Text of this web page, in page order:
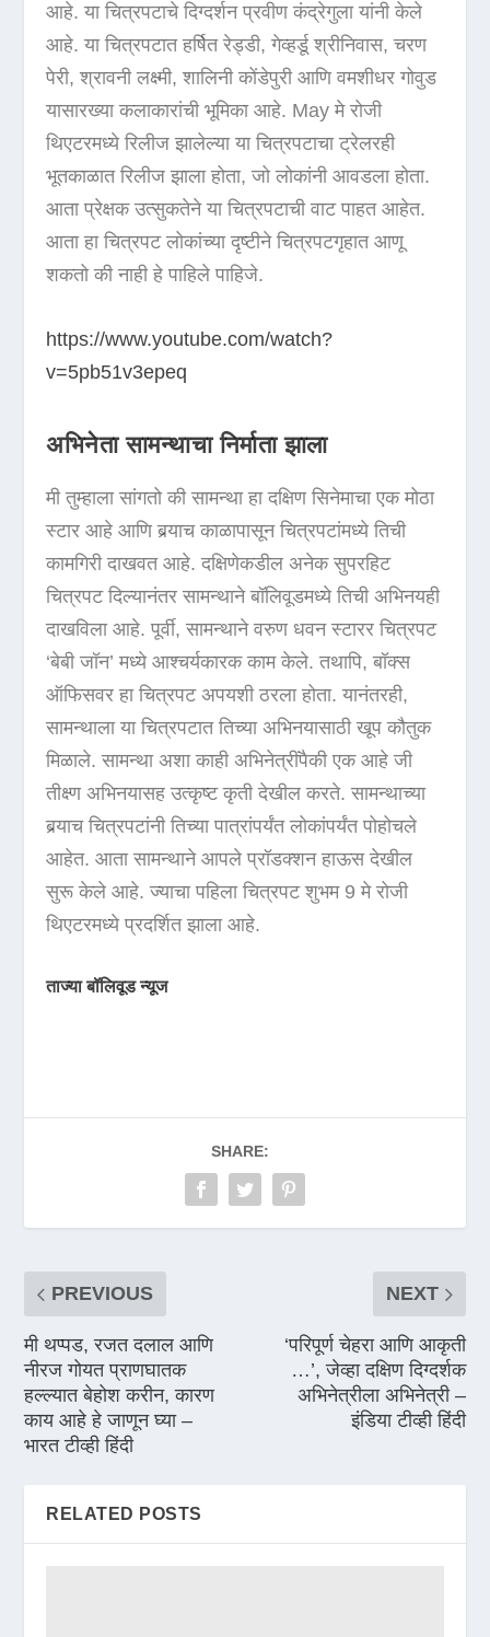
आहे. या चित्रपटाचे दिग्दर्शन प्रवीण कंद्रेगुला यांनी केले
आहे. या चित्रपटात हर्षित रेड्डी, गेव्हर्डू श्रीनिवास, चरण
पेरी, श्रावनी लक्ष्मी, शालिनी कोंडेपुरी आणि वमशीधर गोवुड
यासारख्या कलाकारांची भूमिका आहे. May मे रोजी
थिएटरमध्ये रिलीज झालेल्या या चित्रपटाचा ट्रेलरही
भूतकाळात रिलीज झाला होता, जो लोकांनी आवडला होता.
आता प्रेक्षक उत्सुकतेने या चित्रपटाची वाट पाहत आहेत.
आता हा चित्रपट लोकांच्या दृष्टीने चित्रपटगृहात आणू
शकतो की नाही हे पाहिले पाहिजे.
https://www.youtube.com/watch?
v=5pb51v3epeq
अभिनेता सामन्थाचा निर्माता झाला
मी तुम्हाला सांगतो की सामन्था हा दक्षिण सिनेमाचा एक मोठा
स्टार आहे आणि बर्‍याच काळापासून चित्रपटांमध्ये तिची
कामगिरी दाखवत आहे. दक्षिणेकडील अनेक सुपरहिट
चित्रपट दिल्यानंतर सामन्थाने बॉलिवूडमध्ये तिची अभिनयही
दाखविला आहे. पूर्वी, सामन्थाने वरुण धवन स्टारर चित्रपट
‘बेबी जॉन’ मध्ये आश्चर्यकारक काम केले. तथापि, बॉक्स
ऑफिसवर हा चित्रपट अपयशी ठरला होता. यानंतरही,
सामन्थाला या चित्रपटात तिच्या अभिनयासाठी खूप कौतुक
मिळाले. सामन्था अशा काही अभिनेत्रींपैकी एक आहे जी
तीक्ष्ण अभिनयासह उत्कृष्ट कृती देखील करते. सामन्थाच्या
बर्‍याच चित्रपटांनी तिच्या पात्रांपर्यंत लोकांपर्यंत पोहोचले
आहेत. आता सामन्थाने आपले प्रॉडक्शन हाऊस देखील
सुरू केले आहे. ज्याचा पहिला चित्रपट शुभम 9 मे रोजी
थिएटरमध्ये प्रदर्शित झाला आहे.
ताज्या बॉलिवूड न्यूज
SHARE:
PREVIOUS
मी थप्पड, रजत दलाल आणि
नीरज गोयत प्राणघातक
हल्ल्यात बेहोश करीन, कारण
काय आहे हे जाणून घ्या –
भारत टीव्ही हिंदी
NEXT
‘परिपूर्ण चेहरा आणि आकृती
…’, जेव्हा दक्षिण दिग्दर्शक
अभिनेत्रीला अभिनेत्री –
इंडिया टीव्ही हिंदी
RELATED POSTS